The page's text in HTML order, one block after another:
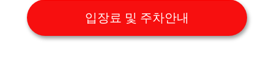
입장료 및 주차안내